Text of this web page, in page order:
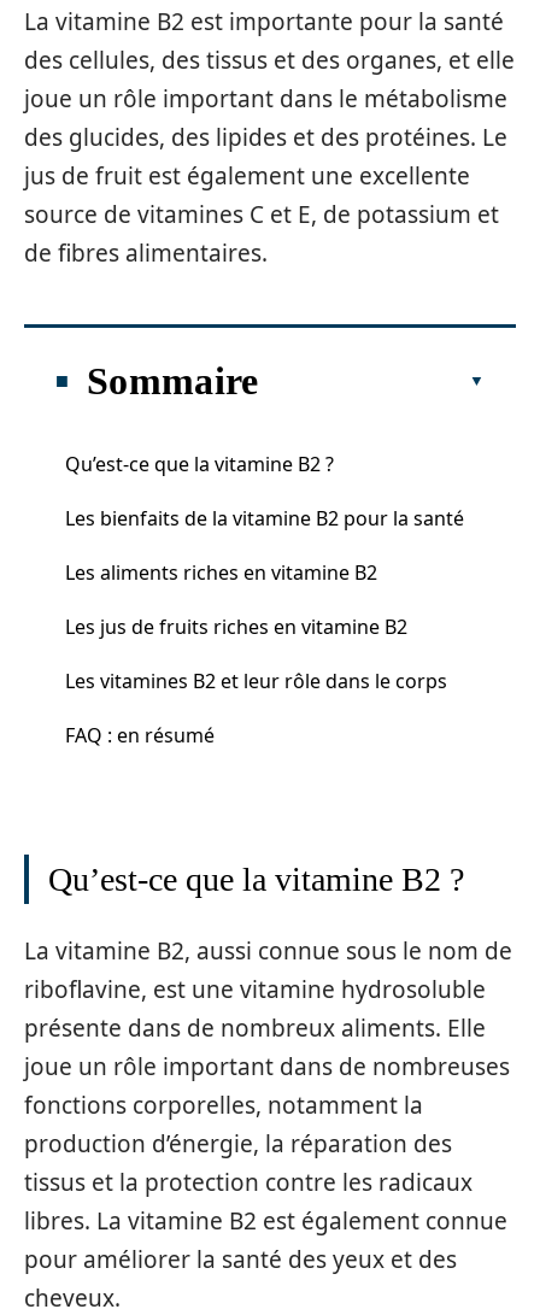
La vitamine B2 est importante pour la santé
des cellules, des tissus et des organes, et elle
joue un rôle important dans le métabolisme
des glucides, des lipides et des protéines. Le
jus de fruit est également une excellente
source de vitamines C et E, de potassium et
de fibres alimentaires.
Sommaire
Qu’est-ce que la vitamine B2 ?
Les bienfaits de la vitamine B2 pour la santé
Les aliments riches en vitamine B2
Les jus de fruits riches en vitamine B2
Les vitamines B2 et leur rôle dans le corps
FAQ : en résumé
Qu’est-ce que la vitamine B2 ?
La vitamine B2, aussi connue sous le nom de
riboflavine, est une vitamine hydrosoluble
présente dans de nombreux aliments. Elle
joue un rôle important dans de nombreuses
fonctions corporelles, notamment la
production d’énergie, la réparation des
tissus et la protection contre les radicaux
libres. La vitamine B2 est également connue
pour améliorer la santé des yeux et des
cheveux.